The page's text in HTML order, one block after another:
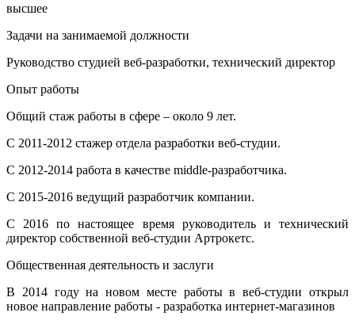
высшее
Задачи на занимаемой должности
Руководство студией веб-разработки, технический директор
Опыт работы
Общий стаж работы в сфере – около 9 лет.
С 2011-2012 стажер отдела разработки веб-студии.
С 2012-2014 работа в качестве middle-разработчика.
С 2015-2016 ведущий разработчик компании.
С 2016 по настоящее время руководитель и технический
директор собственной веб-студии Артрокетс.
Общественная деятельность и заслуги
В 2014 году на новом месте работы в веб-студии открыл
новое направление работы - разработка интернет-магазинов